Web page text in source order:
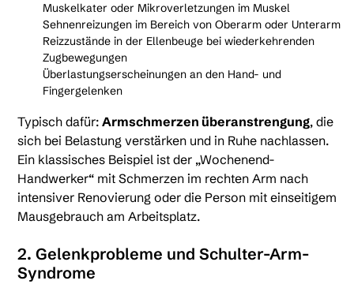
Muskelkater oder Mikroverletzungen im Muskel
Sehnenreizungen im Bereich von Oberarm oder Unterarm
Reizzustände in der Ellenbeuge bei wiederkehrenden
Zugbewegungen
Überlastungserscheinungen an den Hand- und
Fingergelenken
Typisch dafür:Armschmerzen überanstrengung, die
sich bei Belastung verstärken und in Ruhe nachlassen.
Ein klassisches Beispiel ist der „Wochenend-
Handwerker“ mit Schmerzen im rechten Arm nach
intensiver Renovierung oder die Person mit einseitigem
Mausgebrauch am Arbeitsplatz.
2. Gelenkprobleme und Schulter-Arm-
Syndrome